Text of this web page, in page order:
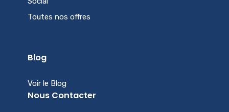
Toutes nos offres
Blog
Voir le Blog
Nous Contacter